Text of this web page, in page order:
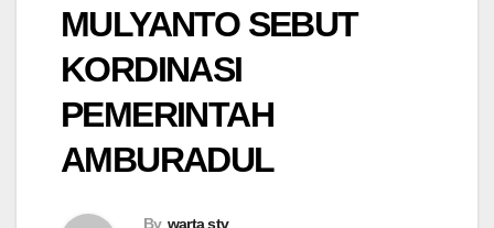
MULYANTO SEBUT
KORDINASI
PEMERINTAH
AMBURADUL
By warta stv